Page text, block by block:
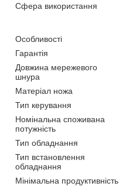
Сфера використання
Особливості
Гарантія
Довжина мережевого
шнура
Матеріал ножа
Тип керування
Номінальна споживана
потужність
Тип обладнання
Тип встановлення
обладнання
Мінімальна продуктивність